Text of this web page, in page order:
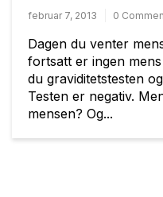
februar 7, 2013 0
Dagen du venter
fortsatt er ingen
du graviditetstesten
Testen er negativ.
mensen? Og...